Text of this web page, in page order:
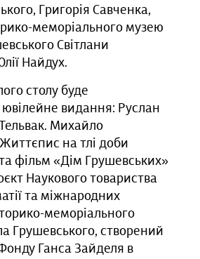
Григорія Савченка,
меморіального музею
Світлани
Найдух.
столу буде
видання: Руслан
Тельвак. Михайло
на тлі доби
фільм «Дім Грушевських»
Наукового товариства
та міжнародних
меморіального
Грушевського, створений
Ганса Зайделя в